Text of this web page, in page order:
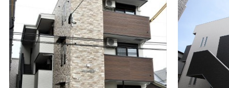
2024-08-28
台風10号に備えてください
javascript:void(0);...